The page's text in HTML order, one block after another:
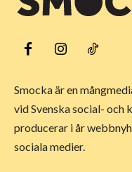
Smocka är en
vid Svenska social- och
producerar i år
sociala medier.